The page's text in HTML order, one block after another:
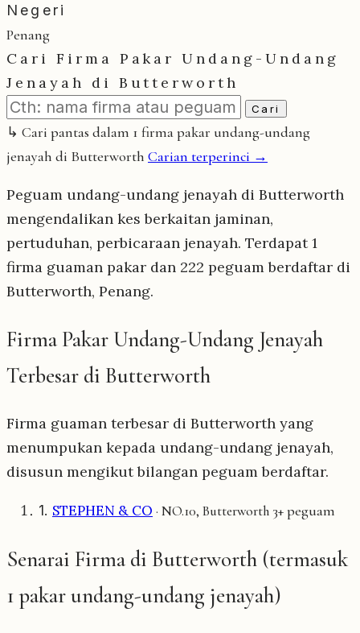
Negeri
Penang
Cari Firma Pakar Undang-Undang
Jenayah di Butterworth
Cari
↳ Cari pantas dalam 1 firma pakar undang-undang
jenayah di Butterworth Carian terperinci →
Peguam undang-undang jenayah di Butterworth
mengendalikan kes berkaitan jaminan,
pertuduhan, perbicaraan jenayah. Terdapat 1
firma guaman pakar dan 222 peguam berdaftar di
Butterworth, Penang.
Firma Pakar Undang-Undang Jenayah
Terbesar di Butterworth
Firma guaman terbesar di Butterworth yang
menumpukan kepada undang-undang jenayah,
disusun mengikut bilangan peguam berdaftar.
1. STEPHEN & CO · NO.10, Butterworth 3+ peguam
Senarai Firma di Butterworth (termasuk
1 pakar undang-undang jenayah)